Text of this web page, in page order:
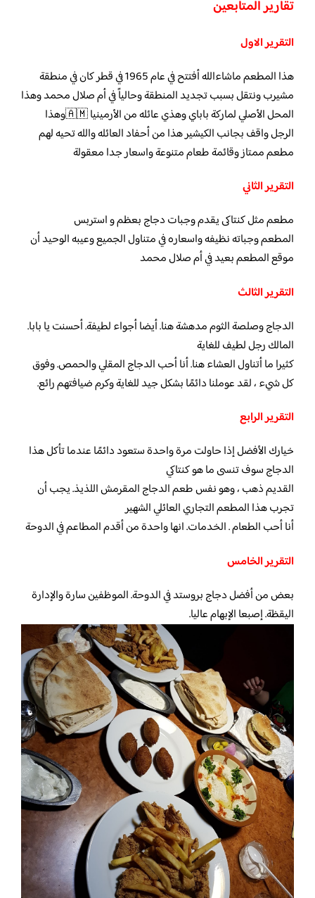
تقارير المتابعين
التقرير الاول
هذا المطعم ماشاءالله أفتتح في عام 1965 في قطر كان في منطقة
مشيرب ونتقل بسبب تجديد المنطقة وحالياً في أم صلال محمد وهذا
المحل الأصلي لماركة باباي وهذي عائله من الأرمينيا 🇦🇲وهذا
الرجل واقف بجانب الكيشير هذا من أحفاد العائله والله تحيه لهم
مطعم ممتاز وقائمة طعام متنوعة واسعار جدا معقولة
التقرير الثاني
مطعم مثل كنتاكى يقدم وجبات دجاج بعظم و استربس
المطعم وجباته نظيفه واسعاره في متناول الجميع وعيبه الوحيد أن
موقع المطعم بعيد في أم صلال محمد
التقرير الثالث
الدجاج وصلصة الثوم مدهشة هنا. أيضا أجواء لطيفة. أحسنت يا بابا.
المالك رجل لطيف للغاية
كثيرا ما أتناول العشاء هنا. أنا أحب الدجاج المقلي والحمص. وفوق
كل شيء ، لقد عوملنا دائمًا بشكل جيد للغاية وكرم ضيافتهم رائع.
التقرير الرابع
خيارك الأفضل إذا حاولت مرة واحدة ستعود دائمًا عندما تأكل هذا
الدجاج سوف تنسى ما هو كنتاكي
القديم ذهب ، وهو نفس طعم الدجاج المقرمش اللذيذ. يجب أن
تجرب هذا المطعم التجاري العائلي الشهير
أنا أحب الطعام . الخدمات. انها واحدة من أقدم المطاعم في الدوحة
التقرير الخامس
بعض من أفضل دجاج بروستد في الدوحة. الموظفين سارة والإدارة
اليقظة. إصبعا الإبهام عاليا.